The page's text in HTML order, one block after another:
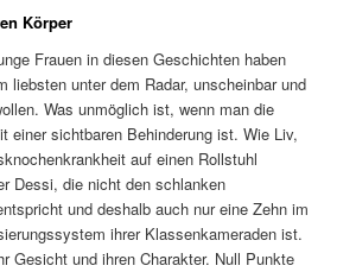
Körper
Frauen in diesen Geschichten haben
liebsten unter dem Radar, unscheinbar und
Was unmöglich ist, wenn man die
einer sichtbaren Behinderung ist. Wie Liv,
auf einen Rollstuhl
Dessi, die nicht den schlanken
und deshalb auch nur eine Zehn im
ihrer Klassenkameraden ist.
Gesicht und ihren Charakter. Null Punkte